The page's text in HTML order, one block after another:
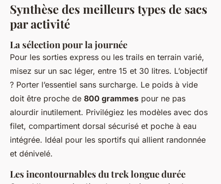
Synthèse des meilleurs types de sacs
par activité
La sélection pour la journée
Pour les sorties express ou les trails en terrain varié,
misez sur un sac léger, entre 15 et 30 litres. L’objectif
? Porter l’essentiel sans surcharge. Le poids à vide
doit être proche de 800 grammes pour ne pas
alourdir inutilement. Privilégiez les modèles avec dos
filet, compartiment dorsal sécurisé et poche à eau
intégrée. Idéal pour les sportifs qui allient randonnée
et dénivelé.
Les incontournables du trek longue durée